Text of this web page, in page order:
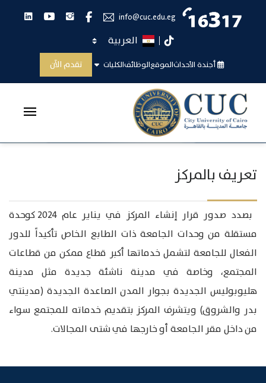
info@cuc.edu.eg فيس بوكانستجراميوتيوبلينكدان
تيك توكاختر اللغة
أجندة الأحداثالموقعالوظائفالكليات تقدم الآن
الرئيسية الرسالة
تعريف بالمركز
بصدد صدور قرار إنشاء المركز في يناير عام 2024 كوحدة
مستقلة من وحدات الجامعة ذات الطابع الخاص تأكيداً للدور
الفعال للجامعة لتشمل خدماتها أكبر قطاع ممكن من قطاعات
المجتمع، وخاصة في مدينة ناشئة جديدة مثل مدينة
هليوبوليس الجديدة بجوار المدن الصاعدة الجديدة (مدينتي
بدر والشروق) ويتشرف المركز بتقديم خدماته للمجتمع سواء
من داخل مقر الجامعة أو خارجها في شتى المجالات.